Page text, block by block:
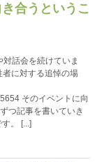
合うというこ
話会を続けていま
に対する追悼の場
そのイベントに向
つ記事を書いていき
。 [...]